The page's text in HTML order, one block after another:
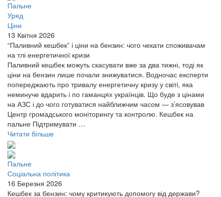
Пальне
Уряд
Ціни
13 Квітня 2026
“Паливний кешбек” і ціни на бензин: чого чекати споживачам
на тлі енергетичної кризи
Паливний кешбек можуть скасувати вже за два тижні, тоді як
ціни на бензин лише почали знижуватися. Водночас експерти
попереджають про тривалу енергетичну кризу у світі, яка
неминуче вдарить і по гаманцях українців. Що буде з цінами
на АЗС і до чого готуватися найближчим часом — з’ясовував
Центр громадського моніторингу та контролю. Кешбек на
пальне Підтримувати …
Читати більше
Пальне
Соціальна політика
16 Березня 2026
Кешбек за бензин: чому критикують допомогу від держави?